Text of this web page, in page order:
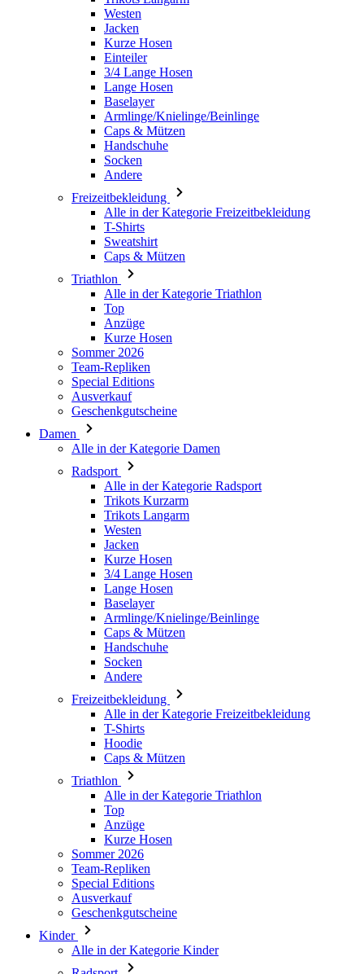
Westen
Jacken
Kurze Hosen
Einteiler
3/4 Lange Hosen
Lange Hosen
Baselayer
Armlinge/Knielinge/Beinlinge
Caps & Mützen
Handschuhe
Socken
Andere
Freizeitbekleidung
Alle in der Kategorie Freizeitbekleidung
T-Shirts
Sweatshirt
Caps & Mützen
Triathlon
Alle in der Kategorie Triathlon
Top
Anzüge
Kurze Hosen
Sommer 2026
Team-Repliken
Special Editions
Ausverkauf
Geschenkgutscheine
Damen
Alle in der Kategorie Damen
Radsport
Alle in der Kategorie Radsport
Trikots Kurzarm
Trikots Langarm
Westen
Jacken
Kurze Hosen
3/4 Lange Hosen
Lange Hosen
Baselayer
Armlinge/Knielinge/Beinlinge
Caps & Mützen
Handschuhe
Socken
Andere
Freizeitbekleidung
Alle in der Kategorie Freizeitbekleidung
T-Shirts
Hoodie
Caps & Mützen
Triathlon
Alle in der Kategorie Triathlon
Top
Anzüge
Kurze Hosen
Sommer 2026
Team-Repliken
Special Editions
Ausverkauf
Geschenkgutscheine
Kinder
Alle in der Kategorie Kinder